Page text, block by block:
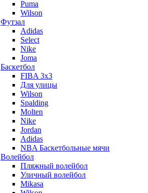
Puma
Wilson
Футзал
Adidas
Select
Nike
Joma
Баскетбол
FIBA 3x3
Для улицы
Wilson
Spalding
Molten
Nike
Jordan
Adidas
NBA Баскетбольные мячи
Волейбол
Пляжный волейбол
Уличный волейбол
Mikasa